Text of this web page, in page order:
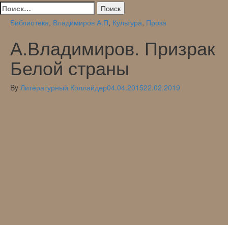
Найти:
Библиотека, Владимиров А.П, Культура, Проза
А.Владимиров. Призрак
Белой страны
By Литературный Коллайдер04.04.201522.02.2019